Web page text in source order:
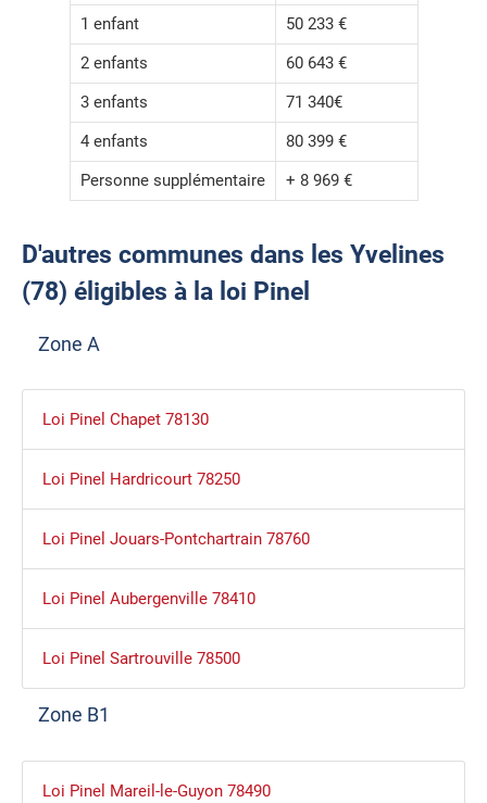
1 enfant
50 233 €
2 enfants
60 643 €
3 enfants
71 340€
4 enfants
80 399 €
Personne supplémentaire
+ 8 969 €
D'autres communes dans les Yvelines
(78) éligibles à la loi Pinel
Zone A
Loi Pinel Chapet 78130
Loi Pinel Hardricourt 78250
Loi Pinel Jouars-Pontchartrain 78760
Loi Pinel Aubergenville 78410
Loi Pinel Sartrouville 78500
Zone B1
Loi Pinel Mareil-le-Guyon 78490